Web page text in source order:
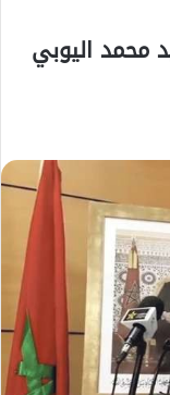
محمد اليوبي